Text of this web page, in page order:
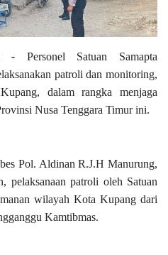
-Personel Satuan Samapta
patroli dan monitoring,
dalam rangka menjaga
Nusa Tenggara Timur ini.
Pol. Aldinan R.J.H Manurung,
pelaksanaan patroli oleh Satuan
wilayah Kota Kupang dari
Kamtibmas.